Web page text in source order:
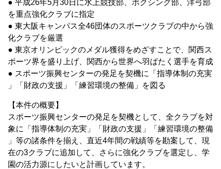
● 平成26年5月30日に水上競技部、ボクシング部、洋弓部
を重点強化クラブに指定
● 東大阪キャンパス全46団体のスポーツクラブの中から強
化クラブを厳選
● 東京オリンピックのメダル獲得をめざすことで、関西ス
ポーツ界を盛り上げ、関西から世界へ羽ばたく選手を育成
● スポーツ振興センターの発足を契機に「指導体制の充実
」「財政の支援」「練習環境の整備」を図る
【本件の概要】
スポーツ振興センターの発足を契機として、全クラブを対
象に「指導体制の充実」「財政の支援」「練習環境の整備
」等の諸条件を揃え、直近4年間の戦績等を勘案して、現
在の3クラブに追加して、さらに強化クラブを選定し、学
園の活力源にしたいと計画しています。